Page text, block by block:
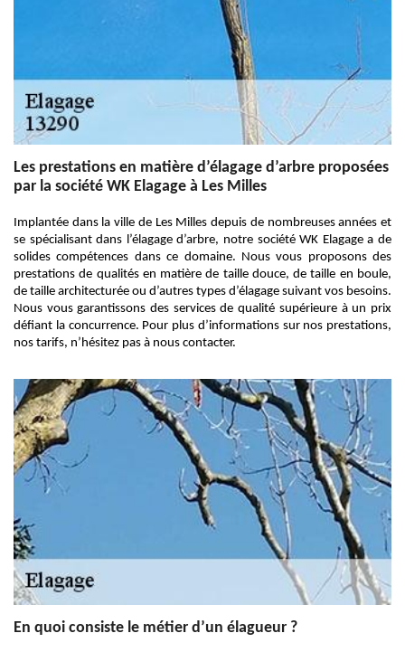
Les prestations en matière d’élagage d’arbre proposées
par la société WK Elagage à Les Milles
Implantée dans la ville de Les Milles depuis de nombreuses années et
se spécialisant dans l’élagage d’arbre, notre société WK Elagage a de
solides compétences dans ce domaine. Nous vous proposons des
prestations de qualités en matière de taille douce, de taille en boule,
de taille architecturée ou d’autres types d’élagage suivant vos besoins.
Nous vous garantissons des services de qualité supérieure à un prix
défiant la concurrence. Pour plus d’informations sur nos prestations,
nos tarifs, n’hésitez pas à nous contacter.
En quoi consiste le métier d’un élagueur ?